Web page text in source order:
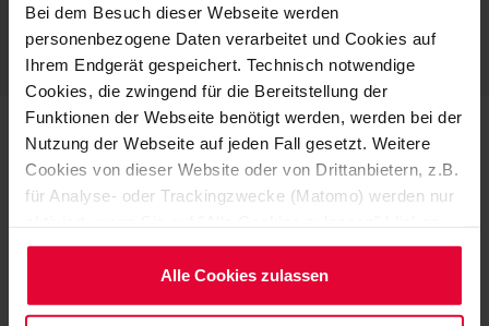
Bei dem Besuch dieser Webseite werden
personenbezogene Daten verarbeitet und Cookies auf
Ihrem Endgerät gespeichert. Technisch notwendige
Cookies, die zwingend für die Bereitstellung der
Funktionen der Webseite benötigt werden, werden bei der
Nutzung der Webseite auf jeden Fall gesetzt. Weitere
Cookies von dieser Website oder von Drittanbietern, z.B.
für Analyse- oder Trackingzwecke (Matomo) werden nur
Möchten Sie dies nicht, klicken Sie bitte auf "Nur
notwendige Cookies verwenden". Mehr dazu
(einschließlich der Möglichkeit, die Einwilligungserklärung
Alle Cookies zulassen
SENDEN
Das erwartet dich
Mit deiner Arbeit auf Montage in verschiedensten
und Menschen. Ohne deinen Einsatz können Anlagen